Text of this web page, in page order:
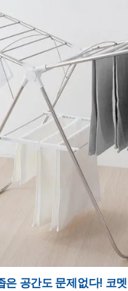
은 공간도 문제없다! 코